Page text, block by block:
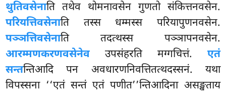
थुतिवसेनाति तथेव थोमनावसेन गुणतो संकित्तनवसेन.
परियत्तिवसेनाति तस्स धम्मस्स परियापुणनवसेन.
पञ्ञत्तिवसेनाति तदत्थस्स पञ्ञापनवसेन.
आरम्मणकरणवसेनेव उपसंहरति मग्गचित्तं. एतं
सन्तन्तिआदि पन अवधारणनिवत्तितत्थदस्सनं. यथा
विपस्सना ‘‘एतं सन्तं एतं पणीत’’न्तिआदिना असङ्खताय